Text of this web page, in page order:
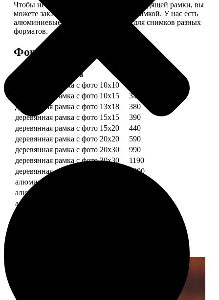
Чтобы не тратить время на поиск подходящей рамки, вы
можете заказать печать фото сразу с рамкой. У нас есть
алюминиевые и деревянные рамки для снимков разных
форматов.
Форматы и цены
Услуга
деревянная рамка с фото 10х10
деревянная рамка с фото 10х15
340
деревянная рамка с фото 13х18
380
деревянная рамка с фото 15х15
390
деревянная рамка с фото 15х20
440
деревянная рамка с фото 20х20
590
деревянная рамка с фото 20х30
990
деревянная рамка с фото 30х30
1190
деревянная рамка с фото 30х40
1490
алюминиевая рамка с фото 10х15
алюминиевая рамка с фото 20х30
алюминиевая рамка с фото 30х40